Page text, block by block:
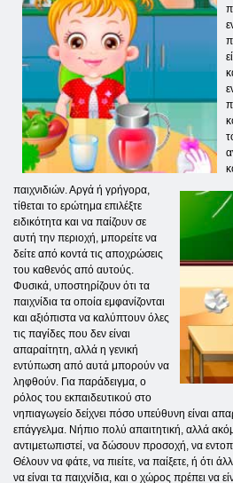
παιχνιδιών. Αργά ή γρήγορα,
τίθεται το ερώτημα επιλέξτε
ειδικότητα και να παίζουν σε
αυτή την περιοχή, μπορείτε να
δείτε από κοντά τις αποχρώσεις
του καθενός από αυτούς.
Φυσικά, υποστηρίζουν ότι τα
παιχνίδια τα οποία εμφανίζονται
και αξιόπιστα να καλύπτουν όλες
τις παγίδες που δεν είναι
απαραίτητη, αλλά η γενική
εντύπωση από αυτά μπορούν να
ληφθούν. Για παράδειγμα, ο
ρόλος του εκπαιδευτικού στο
νηπιαγωγείο δείχνει πόσο υπεύθυνη είναι
επάγγελμα. Νήπιο πολύ απαιτητική, αλλά
αντιμετωπιστεί, να δώσουν προσοχή, να
Θέλουν να φάτε, να πιείτε, να παίξετε, ή ότι
να είναι τα παιχνίδια, και ο χώρος πρέπει να